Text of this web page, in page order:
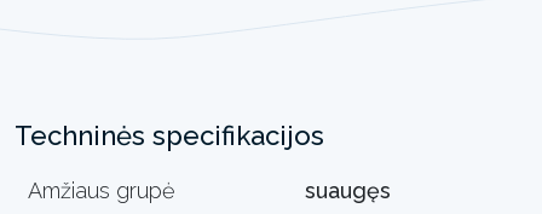
Techninės specifikacijos
Amžiaus grupė suaugęs